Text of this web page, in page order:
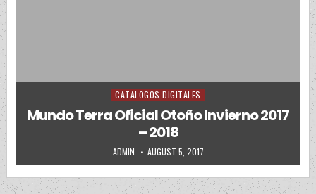
Posted in
CATALOGOS DIGITALES
Mundo Terra Oficial Otoño Invierno 2017
– 2018
AUTHOR:
ADMIN PUBLISHED DATE:
AUGUST 5, 2017